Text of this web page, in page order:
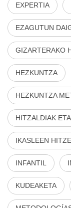
EXPERTIA
EZAGUTUN
GIZARTERAKO
HEZKUNTZA
HEZKUNTZA
HITZALDIAK
IKASLEEN
INFANTIL
KUDEAKETA